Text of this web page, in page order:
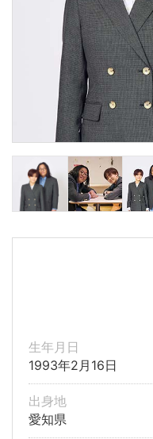
生年月日
1993年2月16日
出身地
愛知県